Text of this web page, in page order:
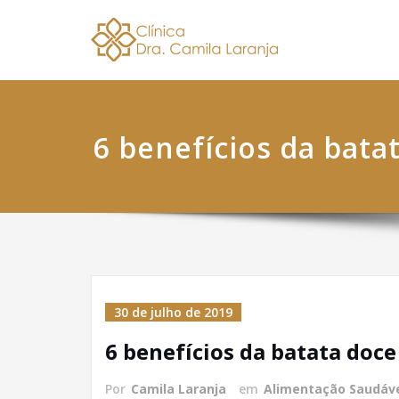
6 benefícios da
30 de julho de 2019
6 benefícios da batata doce
Por Camila Laranja em Alimentação